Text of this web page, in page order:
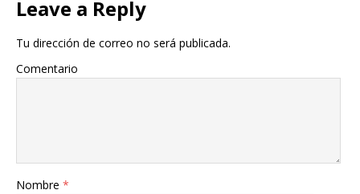
Leave a Reply
Tu dirección de correo no será publicada.
Comentario
Nombre *